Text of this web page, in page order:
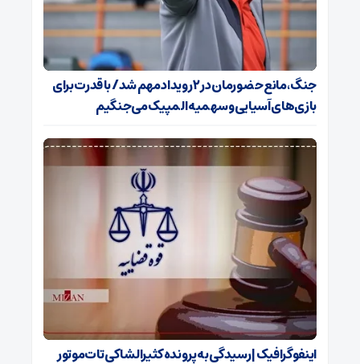
جنگ، مانع حضورمان در ۲ رویداد مهم شد/ با قدرت برای
بازی‌های آسیایی و سهمیه المپیک می‌جنگیم
اینفوگرافیک | رسیدگی به پرونده کثیرالشاکی تات‌موتور